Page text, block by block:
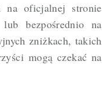
na oficjalnej stronie
bezpośrednio na
zniżkach, takich
mogą czekać na